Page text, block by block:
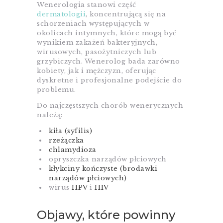
Wenerologia stanowi część
dermatologii, koncentrującą się na
schorzeniach występujących w
okolicach intymnych, które mogą być
wynikiem zakażeń bakteryjnych,
wirusowych, pasożytniczych lub
grzybiczych. Wenerolog bada zarówno
kobiety, jak i mężczyzn, oferując
dyskretne i profesjonalne podejście do
problemu.
Do najczęstszych chorób wenerycznych
należą:
kiła (syfilis)
rzeżączka
chlamydioza
opryszczka narządów płciowych
kłykciny kończyste (brodawki
narządów płciowych)
wirusHPViHIV
Objawy, które powinny